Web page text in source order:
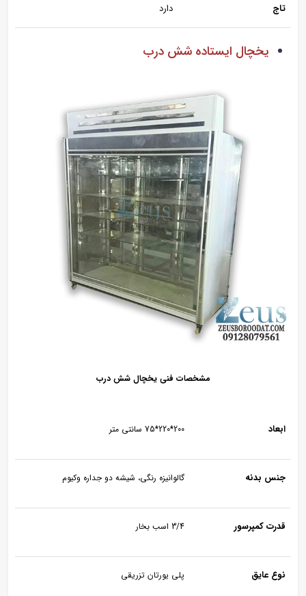
تاج دارد
یخچال ایستاده شش درب
مشخصات فنی یخچال شش درب
ابعاد 200*220*75 سانتی متر
جنس بدنه گالوانیزه رنگی، شیشه دو جداره وکیوم
قدرت کمپرسور 3/4 اسب بخار
نوع عایق پلی یورتان تزریقی